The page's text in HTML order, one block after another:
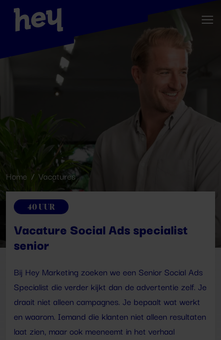
Home Vacatures
40 UUR
Vacature Social Ads specialist
senior
Bij Hey Marketing zoeken we een Senior Social Ads
Specialist die verder kijkt dan de advertentie zelf. Je
draait niet alleen campagnes. Je bepaalt wat werkt
en waarom. Iemand die klanten niet alleen resultaten
laat zien, maar ook meeneemt in het verhaal